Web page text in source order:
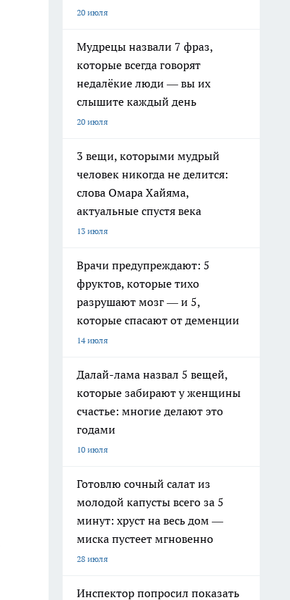
20 июля
Мудрецы назвали 7 фраз,
которые всегда говорят
недалёкие люди — вы их
слышите каждый день
20 июля
3 вещи, которыми мудрый
человек никогда не делится:
слова Омара Хайяма,
актуальные спустя века
13 июля
Врачи предупреждают: 5
фруктов, которые тихо
разрушают мозг — и 5,
которые спасают от деменции
14 июля
Далай-лама назвал 5 вещей,
которые забирают у женщины
счастье: многие делают это
годами
10 июля
Готовлю сочный салат из
молодой капусты всего за 5
минут: хруст на весь дом —
миска пустеет мгновенно
28 июля
Инспектор попросил показать